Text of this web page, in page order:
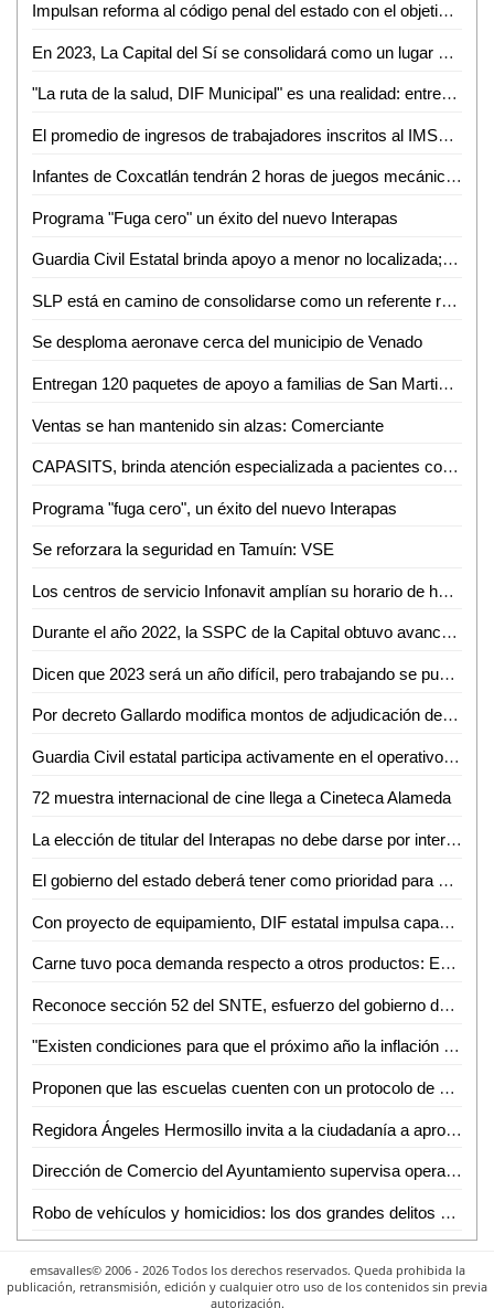
Impulsan reforma al código penal del estado con el objetivo de adicionar el delito de autorización indebida de ocupación de suelo
En 2023, La Capital del Sí se consolidará como un lugar atractivo para la inversión
"La ruta de la salud, DIF Municipal" es una realidad: entregan apoyos a gran número de potosinas y potosinos en situación vulnerable
El promedio de ingresos de trabajadores inscritos al IMSS es de casi 15 mil pesos: AMLO
Infantes de Coxcatlán tendrán 2 horas de juegos mecánicos gratis
Programa "Fuga cero" un éxito del nuevo Interapas
Guardia Civil Estatal brinda apoyo a menor no localizada; fue reunida con su familia
SLP está en camino de consolidarse como un referente regional en la búsqueda de personas desaparecidas
Se desploma aeronave cerca del municipio de Venado
Entregan 120 paquetes de apoyo a familias de San Martin Chalchicuautla
Ventas se han mantenido sin alzas: Comerciante
CAPASITS, brinda atención especializada a pacientes con vih e infecciones de transmisión sexual
Programa "fuga cero", un éxito del nuevo Interapas
Se reforzara la seguridad en Tamuín: VSE
Los centros de servicio Infonavit amplían su horario de hoy hasta las 18:30 horas
Durante el año 2022, la SSPC de la Capital obtuvo avances institucionales sin precedentes
Dicen que 2023 será un año difícil, pero trabajando se puede salir adelante: Eligio Escobar
Por decreto Gallardo modifica montos de adjudicación de Obras y contratos
Guardia Civil estatal participa activamente en el operativo coordinado "cohetón 2022"
72 muestra internacional de cine llega a Cineteca Alameda
La elección de titular del Interapas no debe darse por intereses políticos o compadrazgos: Dip. Dolores Eliza García Román
El gobierno del estado deberá tener como prioridad para el 2023, concluir las obras de vialidad para mejorar el tráfico vehicular
Con proyecto de equipamiento, DIF estatal impulsa capacidad de atención en ubr’s
Carne tuvo poca demanda respecto a otros productos: Emiliano Altamirano
Reconoce sección 52 del SNTE, esfuerzo del gobierno del cambio para cumplir con prestaciones del magisterio
"Existen condiciones para que el próximo año la inflación se desacelere": Maestro Juan Carlos Méndez Ferrer
Proponen que las escuelas cuenten con un protocolo de seguridad y protección escolar
Regidora Ángeles Hermosillo invita a la ciudadanía a aprovechar las últimas horas del Cuenta Nueva y Borrón
Dirección de Comercio del Ayuntamiento supervisa operativo Cohetón, con cero tolerancia a quienes infrinjan el reglamento
Robo de vehículos y homicidios: los dos grandes delitos con mayor incidencia en SLP durante este 2022
emsavalles© 2006 - 2026 Todos los derechos reservados. Queda prohibida la
publicación, retransmisión, edición y cualquier otro uso de los contenidos sin previa
autorización.